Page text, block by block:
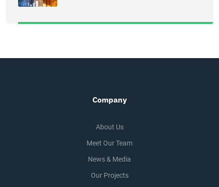
Company
About Us
Meet Our Team
News & Media
Our Projects